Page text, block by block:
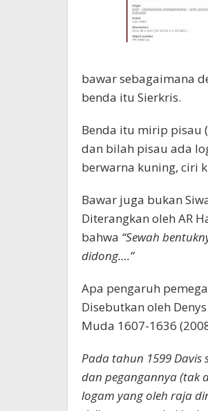
bawar sebagaimana
benda itu Sierkris.
Benda itu mirip pisau
dan bilah pisau ada
berwarna kuning, ciri
Bawar juga bukan
Diterangkan oleh AR
bahwa “Sewah
didong….”
Apa pengaruh
Disebutkan oleh
Muda 1607-1636
Pada tahun 1599 Davis
dan pegangannya (tak
logam yang oleh raja